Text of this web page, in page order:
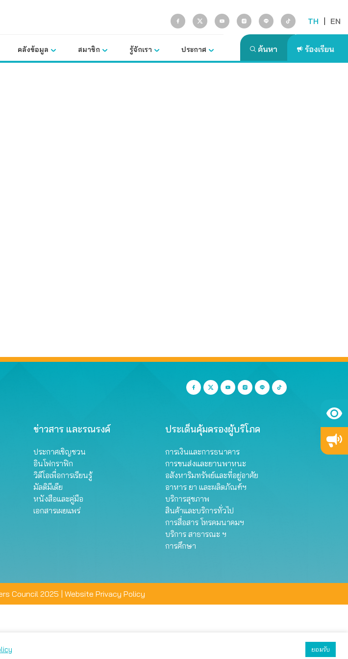
TH | EN
คลังข้อมูล สมาชิก รู้จักเรา ประกาศ
ข่าวสาร และรณรงค์
ประกาศเชิญชวน
อินโฟกราฟิก
วิดีโอเพื่อการเรียนรู้
มัลติมีเดีย
หนังสือและคู่มือ
เอกสารเผยแพร่
ประเด็นคุ้มครองผู้บริโภค
การเงินและการธนาคาร
การขนส่งและยานพาหนะ
อสังหาริมทรัพย์และที่อยู่อาศัย
อาหาร ยา และผลิตภัณฑ์ฯ
บริการสุขภาพ
สินค้าและบริการทั่วไป
การสื่อสาร โทรคมนาคมฯ
บริการ สาธารณะ ฯ
การศึกษา
Council 2025 | Website Privacy Policy
ยอมรับ
นส่วนตัวได้